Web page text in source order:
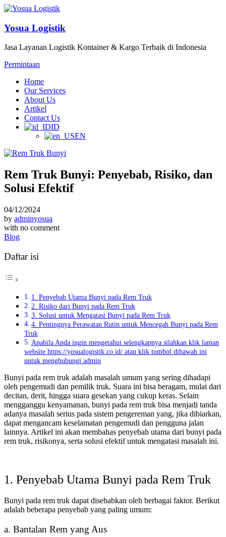
Yosua Logistik
Jasa Layanan Logistik Kontainer & Kargo Terbaik di Indonesia
Permintaan
Home
Our Services
About Us
Artikel
Contact Us
ID
EN
Rem Truk Bunyi: Penyebab, Risiko, dan
Solusi Efektif
04/12/2024
by adminyosua
with no comment
Blog
Daftar isi
1. Penyebab Utama Bunyi pada Rem Truk
2. Risiko dari Bunyi pada Rem Truk
3. Solusi untuk Mengatasi Bunyi pada Rem Truk
4. Pentingnya Perawatan Rutin untuk Mencegah Bunyi pada Rem
Truk
Apabila Anda ingin mengetahui selengkapnya silahkan klik laman
website https://yosualogistik.co.id/ atau klik tombol dibawah ini
untuk menghubungi admin
Bunyi pada rem truk adalah masalah umum yang sering dihadapi
oleh pengemudi dan pemilik truk. Suara ini bisa beragam, mulai dari
decitan, derit, hingga suara gesekan yang cukup keras. Selain
mengganggu kenyamanan, bunyi pada rem truk bisa menjadi tanda
adanya masalah serius pada sistem pengereman yang, jika dibiarkan,
dapat mengancam keselamatan pengemudi dan pengguna jalan
lainnya. Artikel ini akan membahas penyebab utama dari bunyi pada
rem truk, risikonya, serta solusi efektif untuk mengatasi masalah ini.
1. Penyebab Utama Bunyi pada Rem Truk
Bunyi pada rem truk dapat disebabkan oleh berbagai faktor. Berikut
adalah beberapa penyebab yang paling umum:
a. Bantalan Rem yang Aus